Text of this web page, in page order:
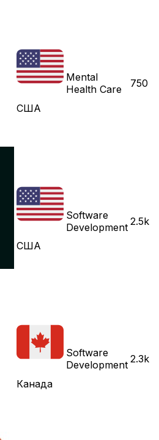
США
Mental
Health Care
750
США
Software
Development 2.5k
Канада
Software
Development 2.3k